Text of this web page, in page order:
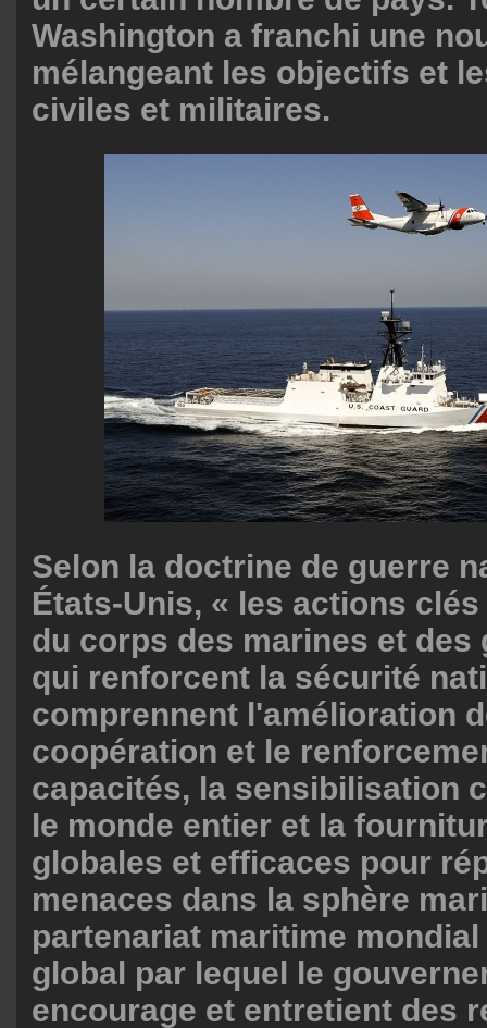
Washington a franchi une
mélangeant les objectifs et
civiles et militaires.
Selon la doctrine de guerre
États-Unis, « les actions
du corps des marines et des
qui renforcent la sécurité
comprennent l'amélioration
coopération et le
capacités, la sensibilisation
le monde entier et la
globales et efficaces pour
menaces dans la sphère
partenariat maritime
global par lequel le
encourage et entretient des